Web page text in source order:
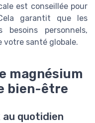
est conseillée pour
garantit que les
personnels,
santé globale.
magnésium
bien-être
quotidien